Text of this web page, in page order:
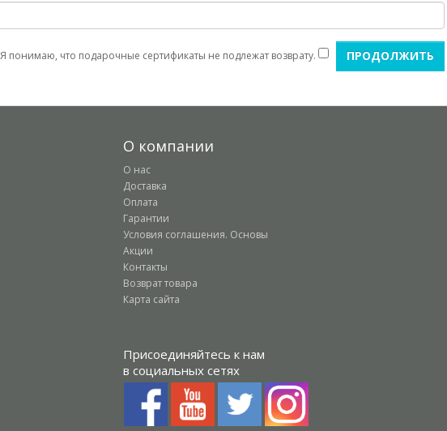
Я понимаю, что подарочные сертификаты не подлежат возврату.
О компании
О нас
Доставка
Оплата
Гарантии
Условия соглашения. Основы
Акции
Контакты
Возврат товара
Карта сайта
Присоединяйтесь к нам
в социальных сетях